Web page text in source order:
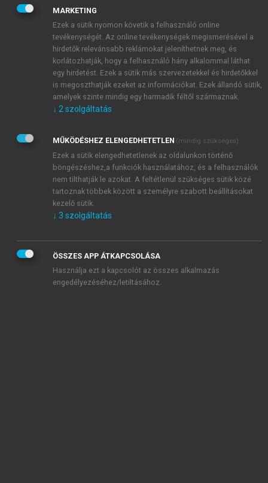
JELSZÓ
JELSZÓ ÚJRA
Kérek értesítést a MeRSZ újdonságairól, akcióiról.
Kérek értesítést az Akadémiai Kiadó Zrt. újdonságairól,
Adatkezelési tájékoztatóbanfoglaltakat tudomásul
veszem és elfogadom.
Általános vásárlási feltételeket, valamint a szotar.netés a
mersz.huoldalak licencszerződéseiben foglaltakat
tudomásul veszem és elfogadom.
KIPRÓBÁLOM
MARKETING
Ezek a sütik nyomon követik a felhasználó online
tevékenységét. Az online tevékenységek megismerésével a
hirdetők relevánsabb reklámokat jeleníthetnek meg, és
korlátozhatják, hogy a felhasználó hány alkalommal láthat
egy hirdetést. Ezek a sütik más szervezetekkel és hirdetőkkel
is megoszthatják ezeket az információkat. Ezek állandó sütik,
amelyek szinte mindig egy harmadik féltől származnak.
↓ 2 szolgáltatás
MŰKÖDÉSHEZ ELENGEDHETETLEN (mindig szükséges)
Ezek a sütik elengedhetetlenek az oldalunkon történő
böngészéshez,a funkciók használatához, és a felhasználók
nem tilthatják le azokat. A feltétlenül szükséges sütik közé
tartoznak többek között a személyre szabott beállításokat
kezelő sütik.
↓ 3 szolgáltatás
ÖSSZES APP ÁTKAPCSOLÁSA
Használja ezt a kapcsolót az összes alkalmazás
engedélyezéséhez/letiltásához.